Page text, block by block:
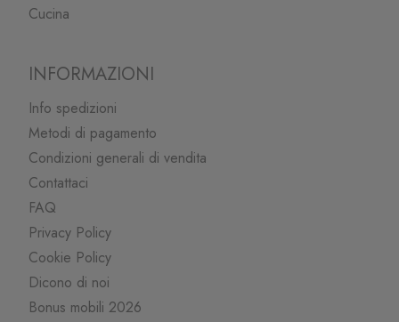
Cucina
INFORMAZIONI
Info spedizioni
Metodi di pagamento
Condizioni generali di vendita
Contattaci
FAQ
Privacy Policy
Cookie Policy
Dicono di noi
Bonus mobili 2026